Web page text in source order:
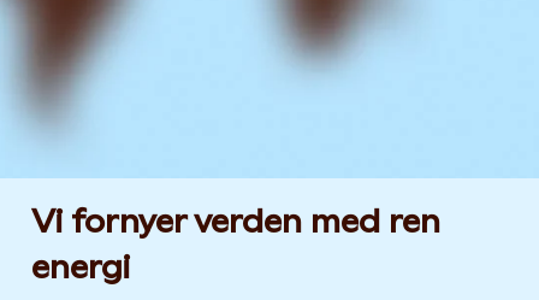
Vi fornyer verden med ren
energi